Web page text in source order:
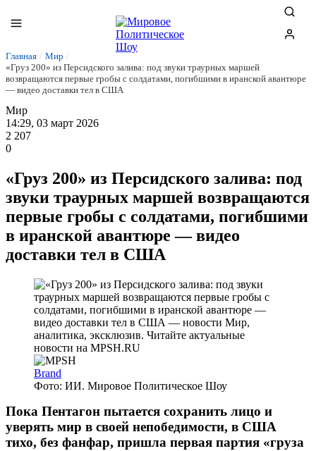
Главная / Мир /
«Груз 200» из Персидского залива: под звуки траурных маршей
возвращаются первые гробы с солдатами, погибшими в иранской авантюре
— видео доставки тел в США
Мир
14:29, 03 март 2026
2 207
0
«Груз 200» из Персидского залива: под
звуки траурных маршей возвращаются
первые гробы с солдатами, погибшими
в иранской авантюре — видео
доставки тел в США
Brand
Фото: ИИ. Мировое Политическое Шоу
Пока Пентагон пытается сохранить лицо и
уверять мир в своей непобедимости, в США
тихо, без фанфар, пришла первая партия «груза